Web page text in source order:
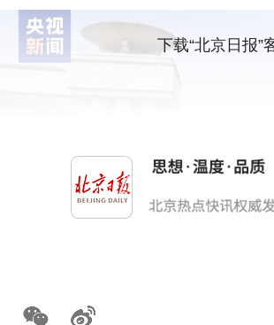
下载“北京日报”